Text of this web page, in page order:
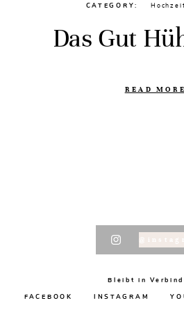
CATEGORY
Das Gut
READ MORE
Bleibt in
FACEBOOK
INSTAGRAM